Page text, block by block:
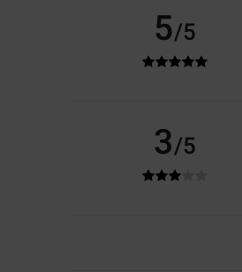
5/5
3/5